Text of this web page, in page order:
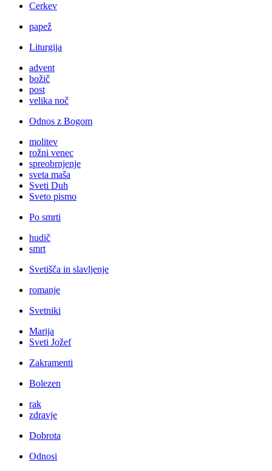
Cerkev
papež
Liturgija
advent
božič
post
velika noč
Odnos z Bogom
molitev
rožni venec
spreobrnjenje
sveta maša
Sveti Duh
Sveto pismo
Po smrti
hudič
smrt
Svetišča in slavljenje
romanje
Svetniki
Marija
Sveti Jožef
Zakramenti
Bolezen
rak
zdravje
Dobrota
Odnosi